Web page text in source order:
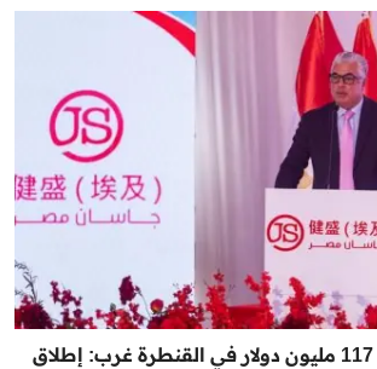
استثمارات بقيمة 117 مليون دولار في القنطرة غرب: إطلاق